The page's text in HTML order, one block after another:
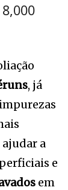
, já
a
e
em